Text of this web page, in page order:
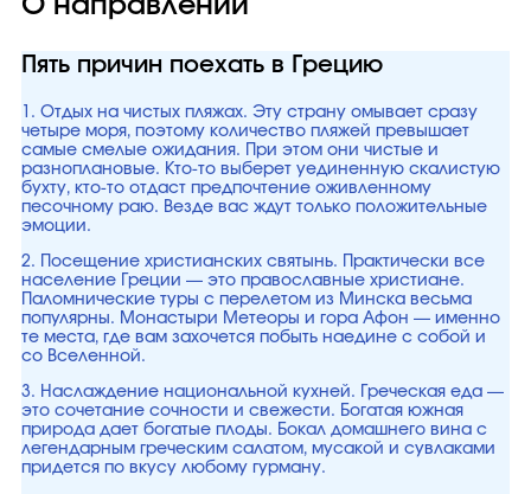
О направлении
Пять причин поехать в Грецию
1. Отдых на чистых пляжах. Эту страну омывает сразу
четыре моря, поэтому количество пляжей превышает
самые смелые ожидания. При этом они чистые и
разноплановые. Кто-то выберет уединенную скалистую
бухту, кто-то отдаст предпочтение оживленному
песочному раю. Везде вас ждут только положительные
эмоции.
2. Посещение христианских святынь. Практически все
население Греции — это православные христиане.
Паломнические туры с перелетом из Минска весьма
популярны. Монастыри Метеоры и гора Афон — именно
те места, где вам захочется побыть наедине с собой и
со Вселенной.
3. Наслаждение национальной кухней. Греческая еда —
это сочетание сочности и свежести. Богатая южная
природа дает богатые плоды. Бокал домашнего вина с
легендарным греческим салатом, мусакой и сувлаками
придется по вкусу любому гурману.